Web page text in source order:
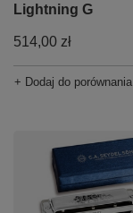
Lightning G
514,00 zł
+ Dodaj do porównania